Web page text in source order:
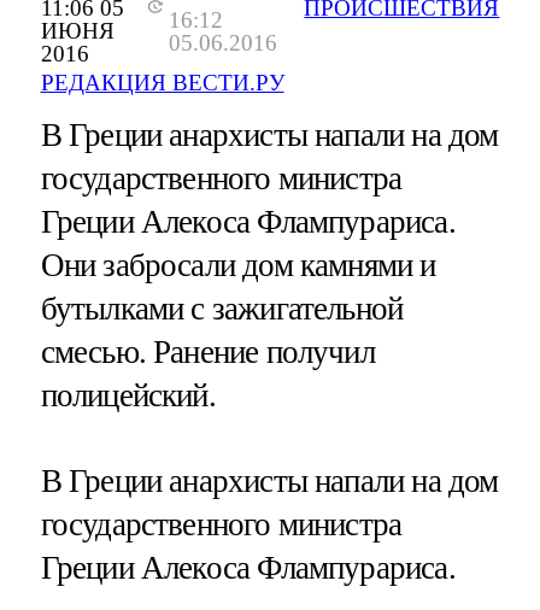
11:06 05
ИЮНЯ
2016
16:12
05.06.2016
РЕДАКЦИЯ ВЕСТИ.РУ
ПРОИСШЕСТВИЯ
В Греции анархисты напали на дом
государственного министра
Греции Алекоса Флампурариса.
Они забросали дом камнями и
бутылками с зажигательной
смесью. Ранение получил
полицейский.
В Греции анархисты напали на дом
государственного министра
Греции Алекоса Флампурариса.